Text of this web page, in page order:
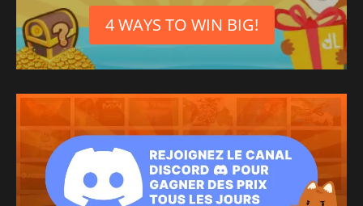
4 WAYS TO WIN BIG!